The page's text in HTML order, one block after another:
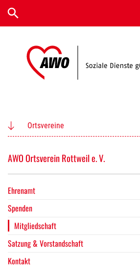
Ortsvereine
AWO Ortsverein Rottweil e. V.
Ehrenamt
Spenden
Mitgliedschaft
Satzung & Vorstandschaft
Kontakt